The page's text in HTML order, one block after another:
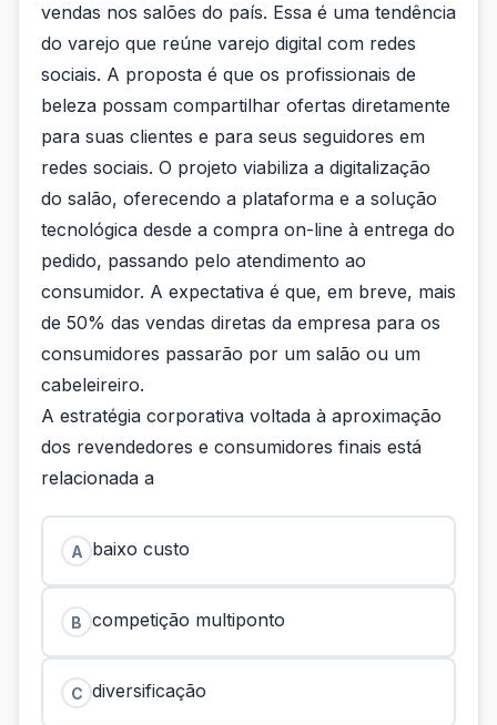
vendas nos salões do país. Essa é uma tendência
do varejo que reúne varejo digital com redes
sociais. A proposta é que os profissionais de
beleza possam compartilhar ofertas diretamente
para suas clientes e para seus seguidores em
redes sociais. O projeto viabiliza a digitalização
do salão, oferecendo a plataforma e a solução
tecnológica desde a compra on-line à entrega do
pedido, passando pelo atendimento ao
consumidor. A expectativa é que, em breve, mais
de 50% das vendas diretas da empresa para os
consumidores passarão por um salão ou um
cabeleireiro.
A estratégia corporativa voltada à aproximação
dos revendedores e consumidores finais está
relacionada a
A baixo custo
B competição multiponto
C diversificação